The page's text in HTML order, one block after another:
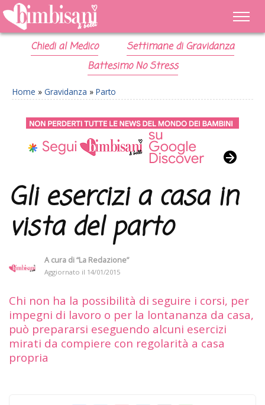
Chiedi al Medico
Settimane di Gravidanza
Battesimo No Stress
Home » Gravidanza » Parto
Gli esercizi a casa in
vista del parto
A cura di“La Redazione”
Aggiornato il 14/01/2015
Chi non ha la possibilità di seguire i corsi, per
impegni di lavoro o per la lontananza da casa,
può prepararsi eseguendo alcuni esercizi
mirati da compiere con regolarità a casa
propria